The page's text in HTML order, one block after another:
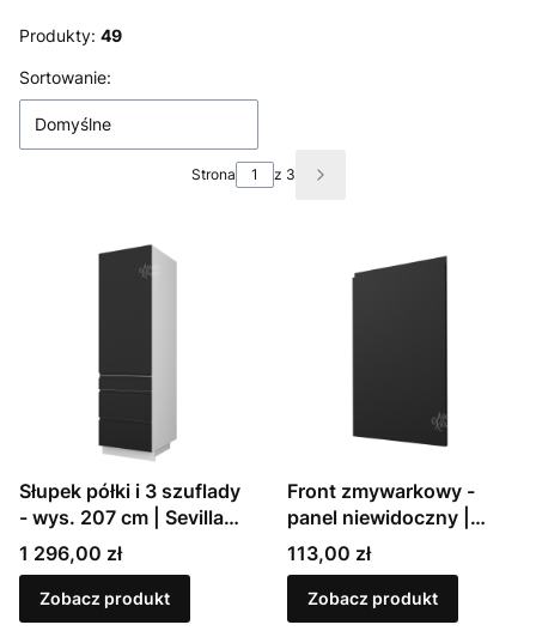
Koniec filtrów
Produkty: 49
Lista produktów
Sortowanie:
Domyślne
Strona z 3 Następne produkty
Słupek półki i 3 szuflady
- wys. 207 cm | Sevilla
(D14DP3)
Cena
1 296,00 zł
Zobacz produkt
Front zmywarkowy -
panel niewidoczny |
Sevilla
Cena
113,00 zł
Zobacz produkt